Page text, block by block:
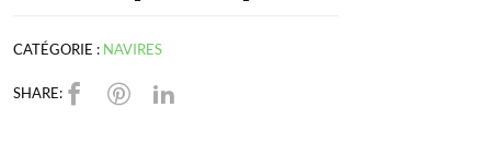
CATÉGORIE : NAVIRES
SHARE: